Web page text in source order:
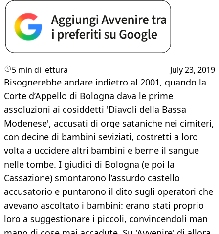
5 min di lettura July 23, 2019
Bisognerebbe andare indietro al 2001, quando la
Corte d’Appello di Bologna dava le prime
assoluzioni ai cosiddetti 'Diavoli della Bassa
Modenese', accusati di orge sataniche nei cimiteri,
con decine di bambini seviziati, costretti a loro
volta a uccidere altri bambini e berne il sangue
nelle tombe. I giudici di Bologna (e poi la
Cassazione) smontarono l’assurdo castello
accusatorio e puntarono il dito sugli operatori che
avevano ascoltato i bambini: erano stati proprio
loro a suggestionare i piccoli, convincendoli man